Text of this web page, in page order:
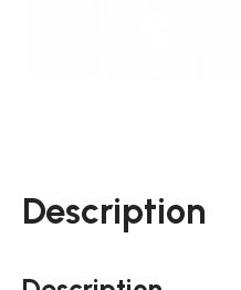
Description